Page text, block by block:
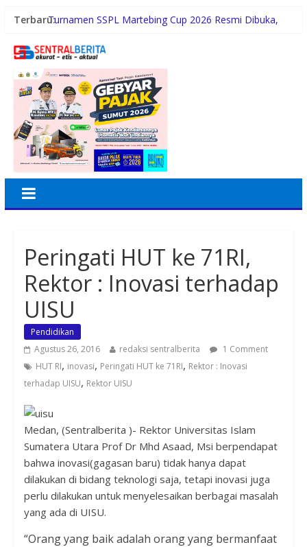
Terbaru:Turnamen SSPL Martebing Cup 2026 Resmi Dibuka,
PETI Perbatasan Tapsel-Madina Diduga Telan Korban
Semarak HUT ke-81 RI, BRI BO Jatinegara Hadirkan
Nuansa Merah Putih di Lingkungan Kantor
BRI BO Sudirman Semanggi Hadiri Peresmian
Pembukaan Koperasi DPD RI
CLEAR Bagikan Tips Punya Rambut dan Kulit Kepala
Sehat Seperti Cristiano Ronaldo
Peringati HUT ke 71RI,
Rektor : Inovasi terhadap
UISU
Pendidikan
Agustus 26, 2016
redaksi sentralberita
1 Comment
HUT RI, inovasi, Peringati HUT ke 71RI, Rektor : Inovasi
terhadap UISU, Rektor UISU
Medan, (Sentralberita )- Rektor Universitas Islam
Sumatera Utara Prof Dr Mhd Asaad, Msi berpendapat
bahwa inovasi(gagasan baru) tidak hanya dapat
dilakukan di bidang teknologi saja, tetapi inovasi juga
perlu dilakukan untuk menyelesaikan berbagai masalah
yang ada di UISU.
“Orang yang baik adalah orang yang bermanfaat